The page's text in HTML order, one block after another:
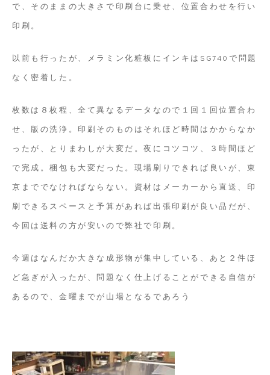
で、そのままの大きさで印刷台に乗せ、位置合わせを行い
印刷。
以前も行ったが、メラミン化粧板にインキはSG740で問題
なく密着した。
枚数は８枚程、全て異なるデータなので１回１回位置合わ
せ、版の洗浄。印刷そのものはそれほど時間はかからなか
ったが、とりまわしが大変だ。夜にコツコツ、３時間ほど
で完成。梱包も大変だった。現場刷りできれば良いが、東
京まででなければならない。資材はメーカーから直送、印
刷できるスペースと予算があれば出張印刷が良い品だが、
今回は送料の方が安いので弊社で印刷。
今週はなんだか大きな成形物が集中している、あと２件ほ
ど急ぎが入ったが、問題なく仕上げることができる自信が
あるので、金曜までが山場となるであろう